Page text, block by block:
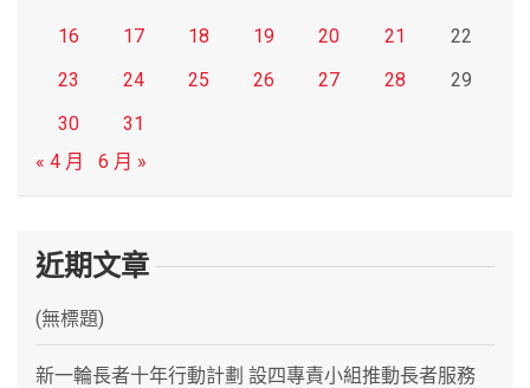
16
17 18 19 20 21
22
23
24 25 26 27 28
29
30
31
« 4 月
6 月 »
近期文章
(無標題)
新一輪長者十年行動計劃 設四專責小組推動長者服務